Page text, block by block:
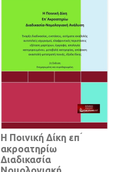
Η Ποινική Δίκη επ ́
ακροατηρίω
Διαδικασία